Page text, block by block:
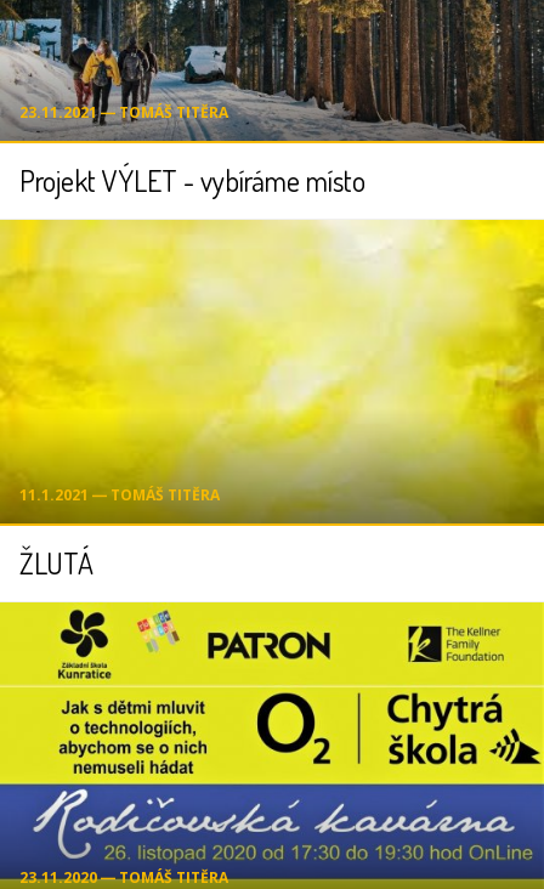
23.11.2021 ― TOMÁŠ TITĚRA
Projekt VÝLET - vybíráme místo
11.1.2021 ― TOMÁŠ TITĚRA
ŽLUTÁ
23.11.2020 ― TOMÁŠ TITĚRA